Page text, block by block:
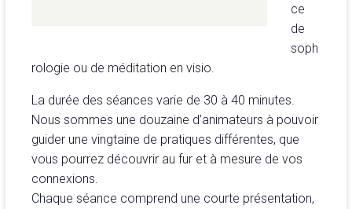
ce
de
soph
rologie ou de méditation en visio.
La durée des séances varie de 30 à 40 minutes.
Nous sommes une douzaine d’animateurs à pouvoir
guider une vingtaine de pratiques différentes, que
vous pourrez découvrir au fur et à mesure de vos
connexions.
Chaque séance comprend une courte présentation,